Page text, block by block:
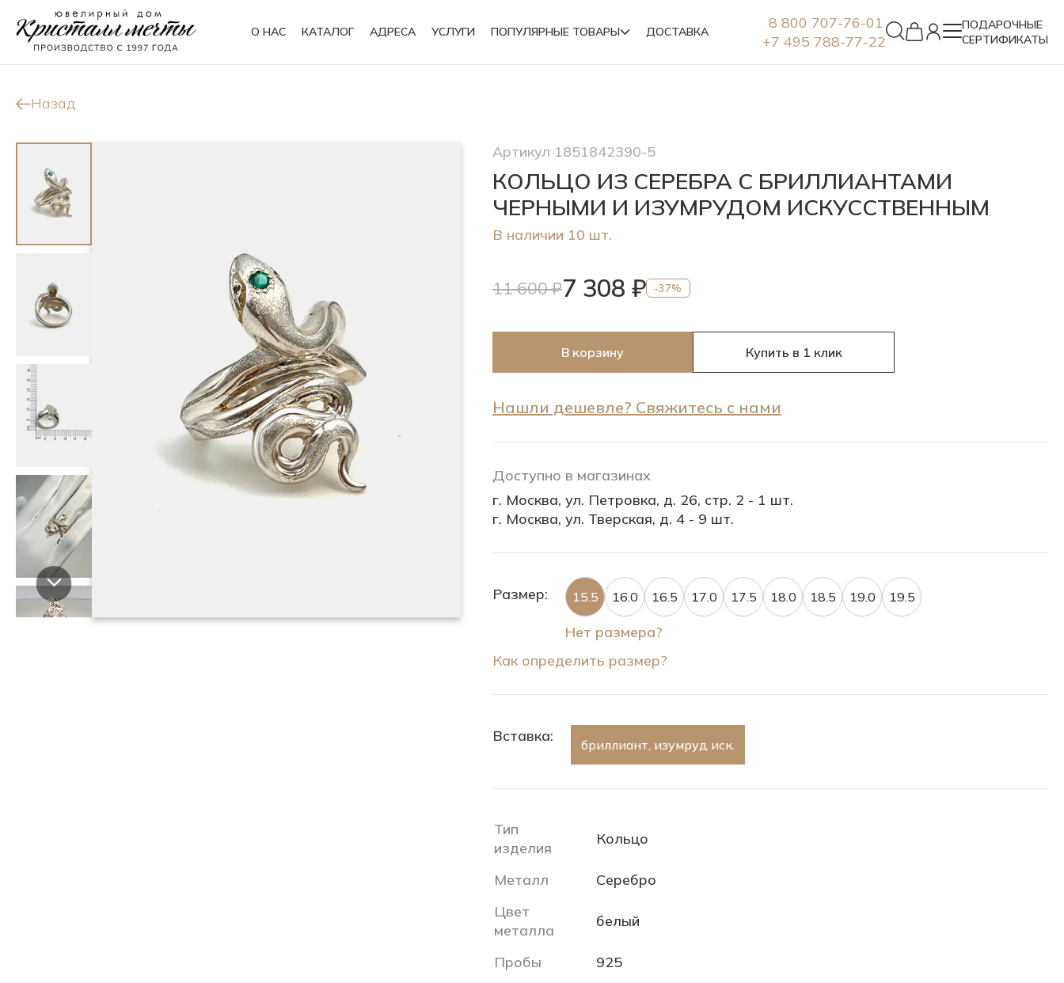
О НАС КАТАЛОГ АДРЕСА УСЛУГИ ПОПУЛЯРНЫЕ ТОВАРЫ ДОСТАВКА
8 800 707-76-01
+7 495 788-77-22
ПОДАРОЧНЫЕ
СЕРТИФИКАТЫ
Кольца
Колье Броши
Назад
Артикул 1851842390-5
КОЛЬЦО ИЗ СЕРЕБРА С БРИЛЛИАНТАМИ
ЧЕРНЫМИ И ИЗУМРУДОМ ИСКУССТВЕННЫМ
В наличии 10 шт.
11 600 ₽7 308 ₽ -37%
В корзину Купить в 1 клик
Нашли дешевле? Свяжитесь с нами
Доступно в магазинах
г. Москва, ул. Петровка, д. 26, стр. 2 - 1 шт.
г. Москва, ул. Тверская, д. 4 - 9 шт.
Размер: 15.5 16.0 16.5 17.0 17.5 18.0 18.5 19.0 19.5
Нет размера?
Как определить размер?
Вставка: бриллиант, изумруд иск.
Тип
изделия
Кольцо
Металл
Серебро
Цвет
металла
белый
Пробы
925